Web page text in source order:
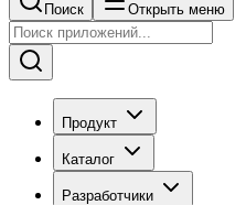
Поиск Открыть меню
Продукт
Каталог
Разработчики